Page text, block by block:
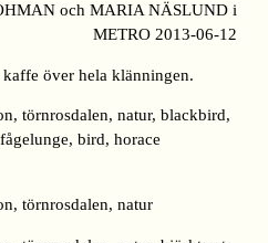
och MARIA NÄSLUND i
METRO 2013-06-12
över hela klänningen.